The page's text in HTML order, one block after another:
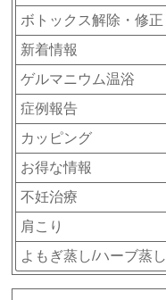
ボトックス解除・修正
新着情報
ゲルマニウム温浴
症例報告
カッピング
お得な情報
不妊治療
肩こり
よもぎ蒸し/ハーブ蒸し